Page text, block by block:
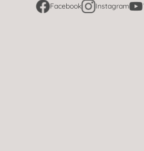
Facebook Instagram